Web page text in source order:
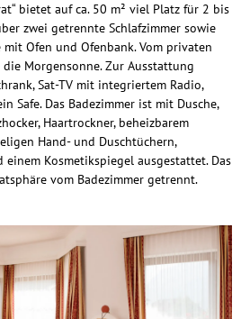
5472 6622
bietet auf ca. 50 m² viel Platz für 2 bis
zwei getrennte Schlafzimmer sowie
Ofen und Ofenbank. Vom privaten
Morgensonne. Zur Ausstattung
Sat-TV mit integriertem Radio,
Safe. Das Badezimmer ist mit Dusche,
Haartrockner, beheizbarem
Hand- und Duschtüchern,
einem Kosmetikspiegel ausgestattet. Das
vom Badezimmer getrennt.